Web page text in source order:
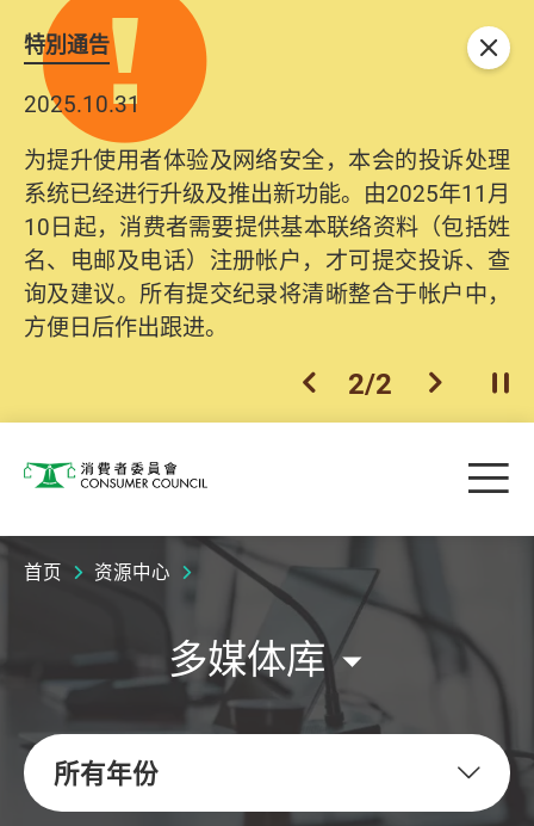
特別通告
2025.10.31
为提升使用者体验及网络安全，本会的投诉处理
系统已经进行升级及推出新功能。由2025年11月
10日起，消费者需要提供基本联络资料（包括姓
名、电邮及电话）注册帐户，才可提交投诉、查
询及建议。所有提交纪录将清晰整合于帐户中，
方便日后作出跟进。
上一个
2/2 下一个开
关闭
消费者委员会 目
首页 资源中心
多媒体库
所有年份